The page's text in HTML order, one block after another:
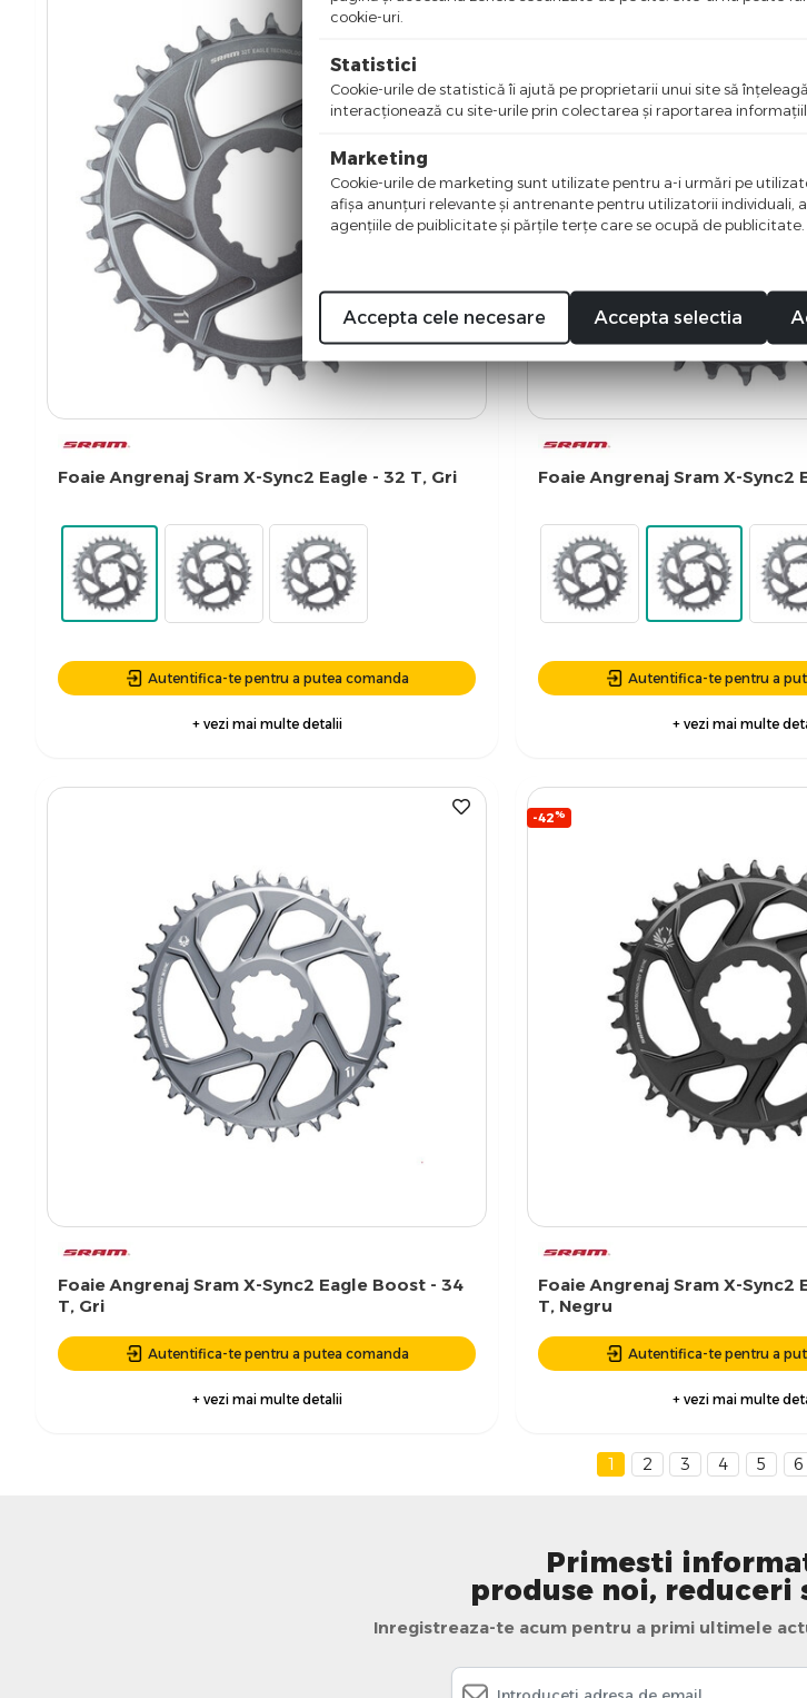
Foaie Angrenaj Sram X-Sync2 Eagle - 32 T, Gri
Autentifica-te pentru a putea comanda
+ vezi mai multe detalii
Foaie Angrenaj Sram X-Sync2
Autentifica-te pentru a
+ vezi mai multe
Foaie Angrenaj Sram X-Sync2 Eagle Boost - 34
T, Gri
Autentifica-te pentru a putea comanda
+ vezi mai multe detalii
-42%
Foaie Angrenaj Sram X-Sync2
T, Negru
Autentifica-te pentru a
+ vezi mai multe
1 2 3 4 5 6
Primesti
produse noi, reduceri
Inregistreaza-te acum pentru a primi ultimele
cookie-uri.
Statistici
Cookie-urile de statistică îi ajută pe proprietarii unui site să
interacţionează cu site-urile prin colectarea şi raportarea
Marketing
Cookie-urile de marketing sunt utilizate pentru a-i urmări pe
afişa anunţuri relevante şi antrenante pentru utilizatorii individuali,
agenţiile de puiblicitate şi părţile terţe care se ocupă de publicitate.
Accepta cele necesare Accepta selectia